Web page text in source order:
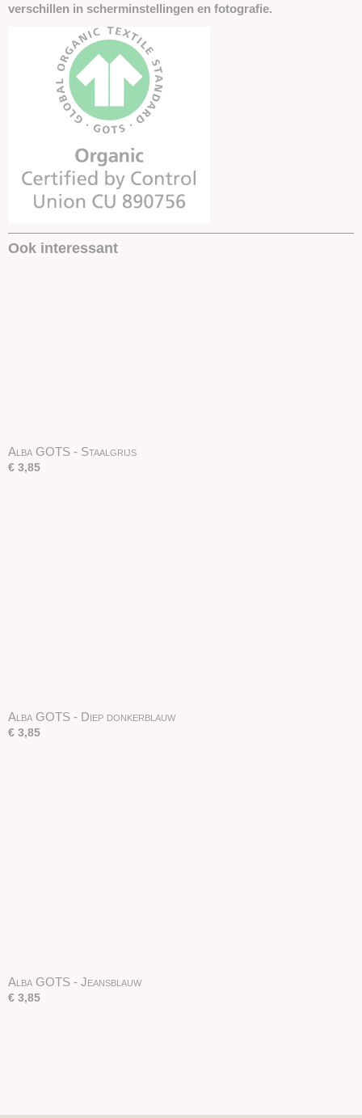
verschillen in scherminstellingen en fotografie.
Ook interessant
Alba GOTS - Staalgrijs
€ 3,85
Alba GOTS - Diep donkerblauw
€ 3,85
Alba GOTS - Jeansblauw
€ 3,85